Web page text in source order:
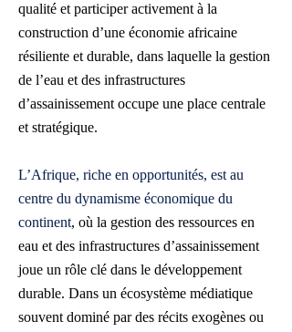
qualité et participer activement à la
construction d’une économie africaine
résiliente et durable, dans laquelle la gestion
de l’eau et des infrastructures
d’assainissement occupe une place centrale
et stratégique.
L’Afrique, riche en opportunités, est au
centre du dynamisme économique du
continent, où la gestion des ressources en
eau et des infrastructures d’assainissement
joue un rôle clé dans le développement
durable. Dans un écosystème médiatique
souvent dominé par des récits exogènes ou